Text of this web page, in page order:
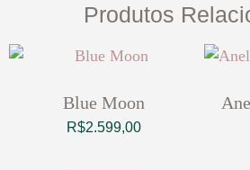
Produtos
Blue Moon
R$2.599,00